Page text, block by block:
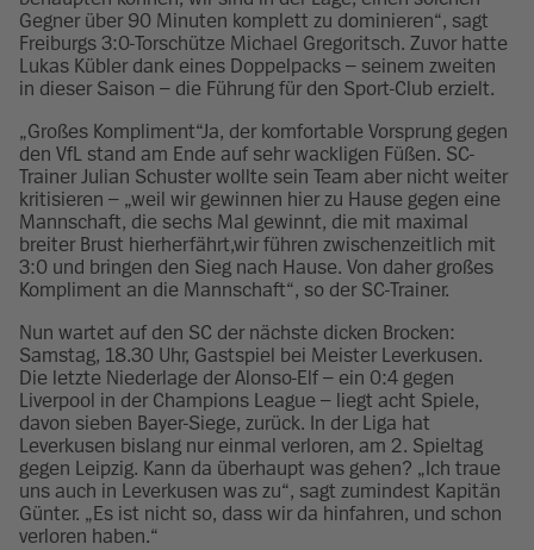
Gegner über 90 Minuten komplett zu dominieren“, sagt
Freiburgs 3:0-Torschütze Michael Gregoritsch. Zuvor hatte
Lukas Kübler dank eines Doppelpacks – seinem zweiten
in dieser Saison – die Führung für den Sport-Club erzielt.
„Großes Kompliment“Ja, der komfortable Vorsprung gegen
den VfL stand am Ende auf sehr wackligen Füßen. SC-
Trainer Julian Schuster wollte sein Team aber nicht weiter
kritisieren – „weil wir gewinnen hier zu Hause gegen eine
Mannschaft, die sechs Mal gewinnt, die mit maximal
breiter Brust hierherfährt,wir führen zwischenzeitlich mit
3:0 und bringen den Sieg nach Hause. Von daher großes
Kompliment an die Mannschaft“, so der SC-Trainer.
Nun wartet auf den SC der nächste dicken Brocken:
Samstag, 18.30 Uhr, Gastspiel bei Meister Leverkusen.
Die letzte Niederlage der Alonso-Elf – ein 0:4 gegen
Liverpool in der Champions League – liegt acht Spiele,
davon sieben Bayer-Siege, zurück. In der Liga hat
Leverkusen bislang nur einmal verloren, am 2. Spieltag
gegen Leipzig. Kann da überhaupt was gehen? „Ich traue
uns auch in Leverkusen was zu“, sagt zumindest Kapitän
Günter. „Es ist nicht so, dass wir da hinfahren, und schon
verloren haben.“